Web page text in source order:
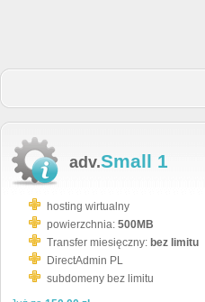
adv.Small 1
hosting wirtualny
powierzchnia: 500MB
Transfer miesięczny: bez limitu
DirectAdmin PL
subdomeny bez limitu